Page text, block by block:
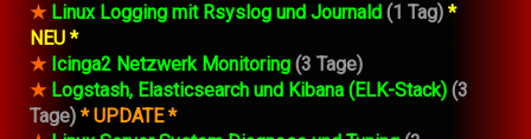
★ Linux Logging mit Rsyslog und Journald (1 Tag) *
NEU *
★ Icinga2 Netzwerk Monitoring (3 Tage)
★ Logstash, Elasticsearch und Kibana (ELK-Stack) (3
Tage) * UPDATE *